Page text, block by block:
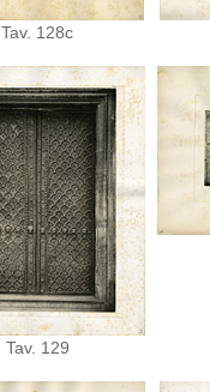
Tav. 128c
Tav. 129